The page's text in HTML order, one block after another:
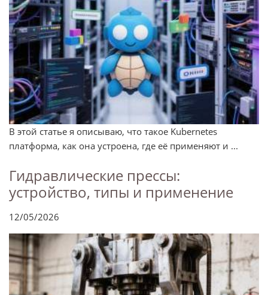
В этой статье я описываю, что такое Kubernetes
платформа, как она устроена, где её применяют и ...
Гидравлические прессы:
устройство, типы и применение
12/05/2026